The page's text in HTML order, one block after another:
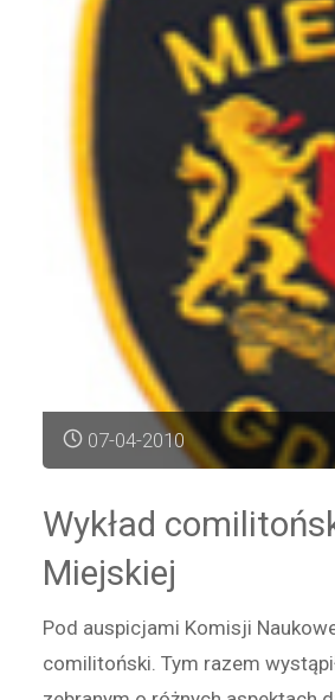
07-04-2010
Wykład
Miejskiej
Pod auspicjami Komisji
comilitoński. Tym razem